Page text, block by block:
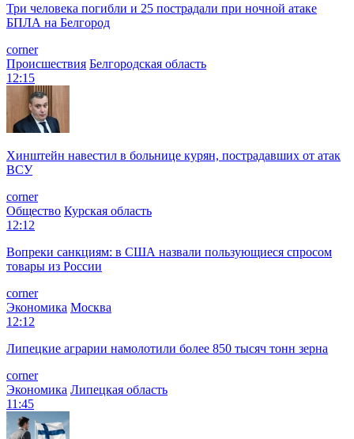
Три человека погибли и 25 пострадали при ночной атаке
БПЛА на Белгород
corner
Происшествия Белгородская область
12:15
Хинштейн навестил в больнице курян, пострадавших от атак
ВСУ
corner
Общество Курская область
12:12
Вопреки санкциям: в США назвали пользующиеся спросом
товары из России
corner
Экономика Москва
12:12
Липецкие аграрии намолотили более 850 тысяч тонн зерна
corner
Экономика Липецкая область
11:45